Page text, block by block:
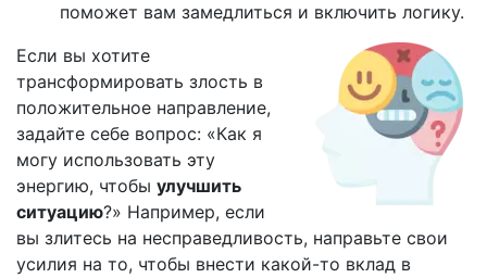
поможет вам замедлиться и включить логику.
Если вы хотите
трансформировать злость в
положительное направление,
задайте себе вопрос: «Как я
могу использовать эту
энергию, чтобы улучшить
ситуацию?» Например, если
вы злитесь на несправедливость, направьте свои
усилия на то, чтобы внести какой-то вклад в